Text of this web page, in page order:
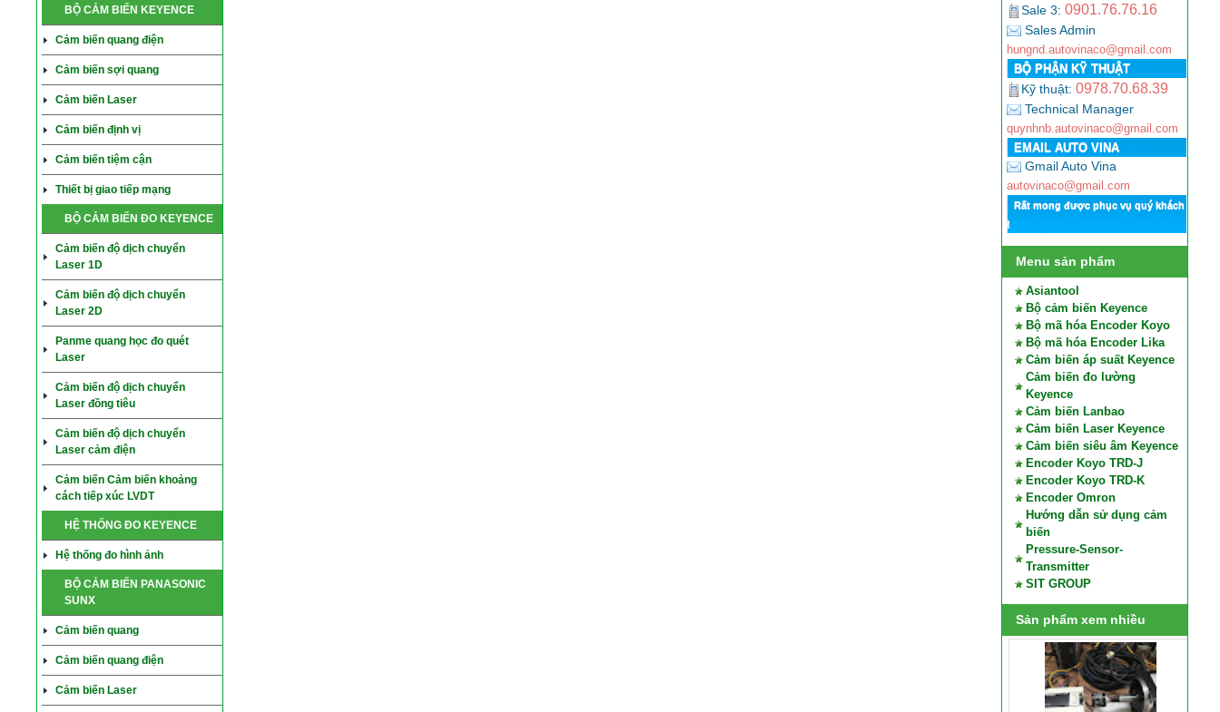
BỘ CẢM BIẾN KEYENCE
Cảm biến quang điện
Cảm biến sợi quang
Cảm biến Laser
Cảm biến định vị
Cảm biến tiệm cận
Thiết bị giao tiếp mạng
BỘ CẢM BIẾN ĐO KEYENCE
Cảm biến độ dịch chuyển
Laser 1D
Cảm biến độ dịch chuyển
Laser 2D
Panme quang học đo quét
Laser
Cảm biến độ dịch chuyển
Laser đồng tiêu
Cảm biến độ dịch chuyển
Laser cảm điện
Cảm biến Cảm biến khoảng
cách tiếp xúc LVDT
HỆ THỐNG ĐO KEYENCE
Hệ thống đo hình ảnh
BỘ CẢM BIẾN PANASONIC
SUNX
Cảm biến quang
Cảm biến quang điện
Cảm biến Laser
Sale 3:0901.76.76.16
Sales Admin
hungnd.autovinaco@gmail.com
BỘ PHẬN KỸ THUẬT
Kỹ thuật:0978.70.68.39
Technical Manager
quynhnb.autovinaco@gmail.com
EMAIL AUTO VINA
Gmail Auto Vina
autovinaco@gmail.com
Rất mong được phục vụ quý khách
!
Menu sản phẩm
Asiantool
Bộ cảm biến Keyence
Bộ mã hóa Encoder Koyo
Bộ mã hóa Encoder Lika
Cảm biến áp suất Keyence
Cảm biến đo lường
Keyence
Cảm biến Lanbao
Cảm biến Laser Keyence
Cảm biến siêu âm Keyence
Encoder Koyo TRD-J
Encoder Koyo TRD-K
Encoder Omron
Hướng dẫn sử dụng cảm
biến
Pressure-Sensor-
Transmitter
SIT GROUP
Sản phẩm xem nhiều